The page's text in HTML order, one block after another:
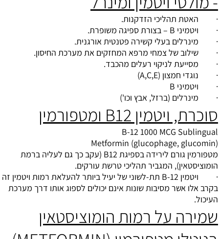
· האטת תהליכי הזדקנות.
· ויטמיני B – בצורת ספיגה משופרת.
· מינרלים בעלי קשירה פטנטית אורגנית.
· שילוב של צמחי מרפא המחזקים את מערכת החיסון.
· מסייעת לניקוי רעלים מהכבד.
· נוגדי חמצון (A,C,E)
· ויטמיני B
· מינרלים (ברזל, אבץ וכו')
סוכרת, ויטמין B12 ומטפורמין
B-12 1000 MCG Sublingual
(Metformin (glucophage, glucomin
מטפורמין גורם לירידה בספיגת B12 (עקב כך גם לעליה ברמת
הומוציסטאין), המגביר תהליכי טרשת עורקים.
· ויטמין B-12 תת-לשוני של יעיל ביותר להעלאת רמות ויטמין זה
בקרב אלו אשר מסיבות שונות אינם יכולים לספוג אותו דרך מערכת
העיכול.
שמירה על רמות הומוציסטאין